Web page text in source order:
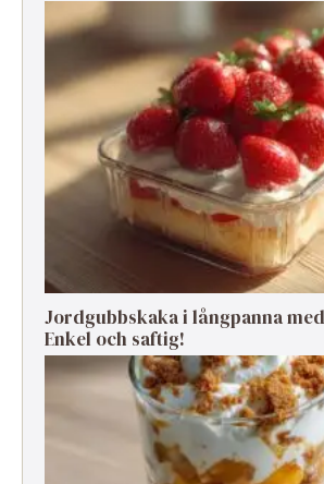
Jordgubbskaka i långpanna
Enkel och saftig!